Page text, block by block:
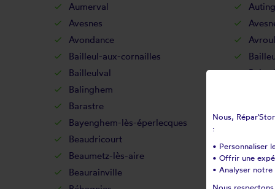
Aumerval
Avesnes
Avondance
Bailleul-aux-cornailles
Bailleulval
Balinghem
Barastre
Bayenghem-lès-éperlecques
Beaudricourt
Beaumetz-lès-aire
Beaurainville
Nous,
:
• Personnaliser
• Offrir une
• Analyser notre